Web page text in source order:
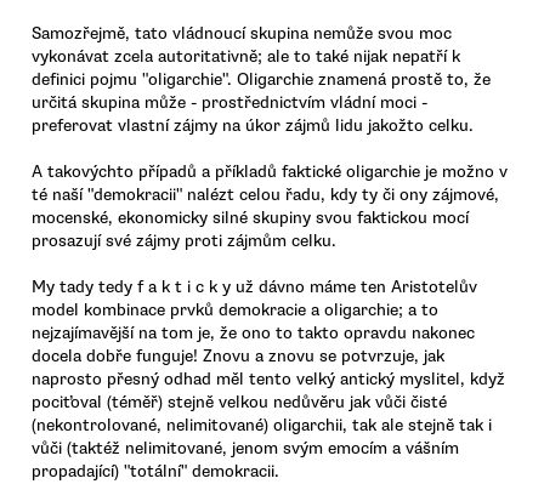
Samozřejmě, tato vládnoucí skupina nemůže svou moc
vykonávat zcela autoritativně; ale to také nijak nepatří k
definici pojmu "oligarchie". Oligarchie znamená prostě to, že
určitá skupina může - prostřednictvím vládní moci -
preferovat vlastní zájmy na úkor zájmů lidu jakožto celku.
A takovýchto případů a příkladů faktické oligarchie je možno v
té naší "demokracii" nalézt celou řadu, kdy ty či ony zájmové,
mocenské, ekonomicky silné skupiny svou faktickou mocí
prosazují své zájmy proti zájmům celku.
My tady tedy f a k t i c k y už dávno máme ten Aristotelův
model kombinace prvků demokracie a oligarchie; a to
nejzajímavější na tom je, že ono to takto opravdu nakonec
docela dobře funguje! Znovu a znovu se potvrzuje, jak
naprosto přesný odhad měl tento velký antický myslitel, když
pociťoval (téměř) stejně velkou nedůvěru jak vůči čisté
(nekontrolované, nelimitované) oligarchii, tak ale stejně tak i
vůči (taktéž nelimitované, jenom svým emocím a vášním
propadající) "totální" demokracii.